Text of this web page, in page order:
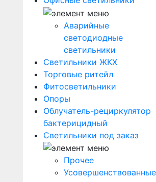
Аварийные
светодиодные
светильники
Светильники ЖКХ
Торговые ритейл
Фитосветильники
Опоры
Облучатель-рециркулятор
бактерицидный
Светильники под заказ
Прочее
Усовершенствованные